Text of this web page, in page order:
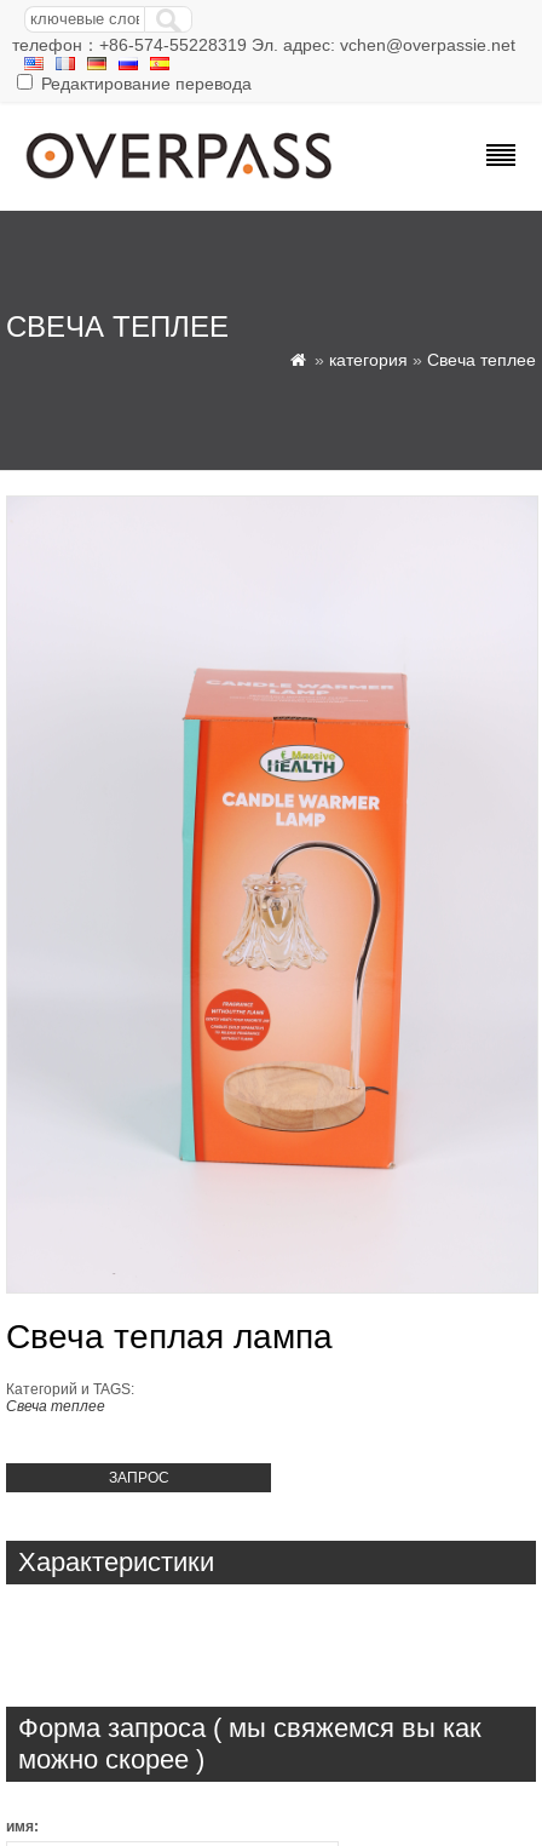
телефон：+86-574-55228319 Эл. адрес: vchen@overpassie.net
Редактирование перевода
СВЕЧА ТЕПЛЕЕ
 » категория » Свеча теплее
Свеча теплая лампа
Категорий и TAGS:
Свеча теплее
ЗАПРОС
Характеристики
Форма запроса ( мы свяжемся вы как
можно скорее )
имя: